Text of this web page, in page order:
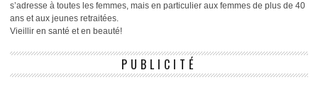
s’adresse à toutes les femmes, mais en particulier aux femmes de plus de 40
ans et aux jeunes retraitées.
Vieillir en santé et en beauté!
PUBLICITÉ